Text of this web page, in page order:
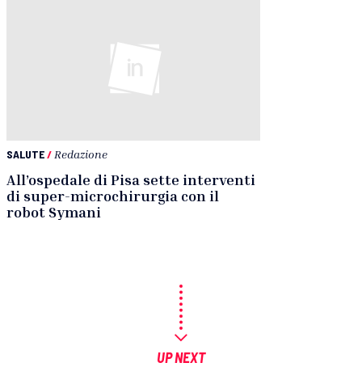
SALUTE/ Redazione
All’ospedale di Pisa sette interventi
di super-microchirurgia con il
robot Symani
UP NEXT